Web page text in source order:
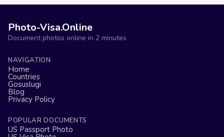
Photo-Visa.Online
Document photos online in 2 minutes
NAVIGATION
Home
Countries
Gosuslugi
Blog
Privacy Policy
POPULAR DOCUMENTS
US Passport Photo